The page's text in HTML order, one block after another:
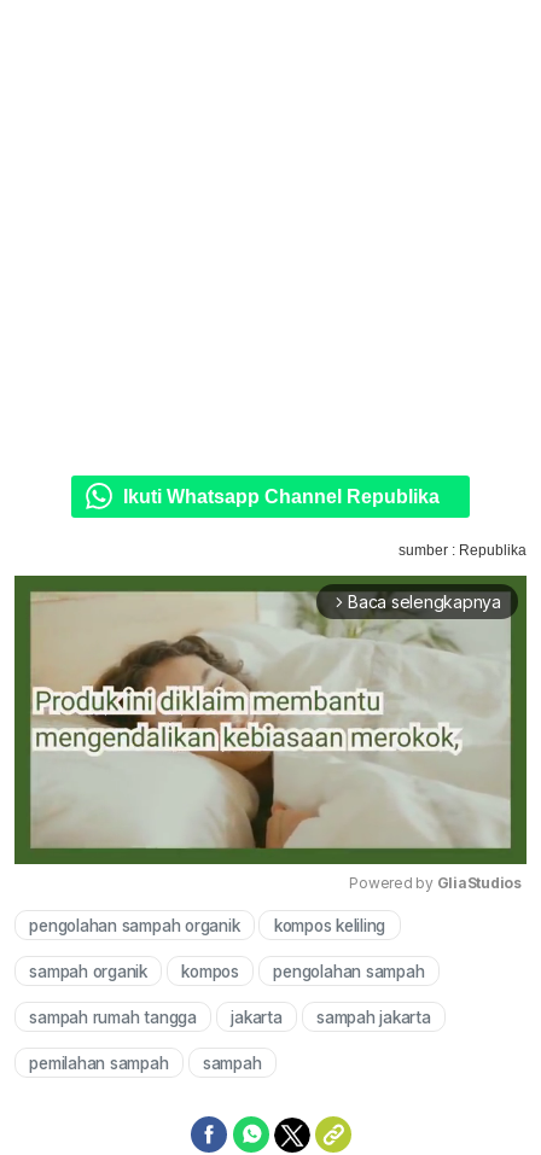
Ikuti Whatsapp Channel Republika
sumber : Republika
arrow_forward_ios Baca selengkapnya
Powered by GliaStudios
pengolahan sampah organik kompos keliling
sampah organik kompos pengolahan sampah
sampah rumah tangga jakarta sampah jakarta
pemilahan sampah sampah